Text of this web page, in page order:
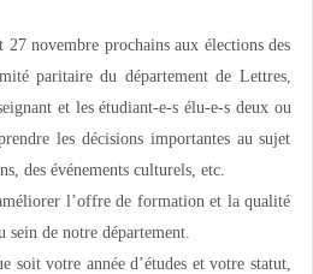
novembre prochains aux élections des
paritaire du département de Lettres,
et les étudiant-e-s élu-e-s deux ou
les décisions importantes au sujet
des événements culturels, etc.
l’offre de formation et la qualité
sein de notre département.
soit votre année d’études et votre statut,